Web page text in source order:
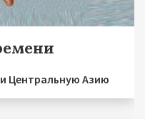
Центральную Азию